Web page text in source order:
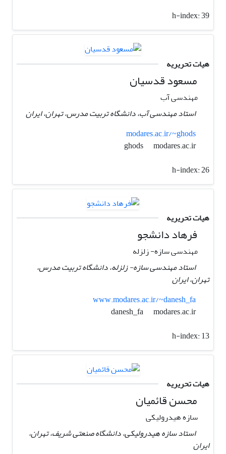
h-index:39
هیات تحریریه
مسعود قدسیان
مهندسی آب
استاد مهندسی آب، دانشگاه تربیت مدرس، تهران، ایران
modares.ac.ir/~ghods
ghods
modares.ac.ir
h-index:26
هیات تحریریه
فرهاد دانشجو
مهندسی سازه- زلزله
استاد مهندسی سازه- زلزله، دانشگاه تربیت مدرس،
تهران، ایران
www.modares.ac.ir/~danesh_fa
danesh_fa
modares.ac.ir
h-index:13
هیات تحریریه
محسن قائمیان
سازه هیدرولیکی
استاد سازه هیدرولیکی، دانشگاه صنعتی شریف، تهران،
ایران